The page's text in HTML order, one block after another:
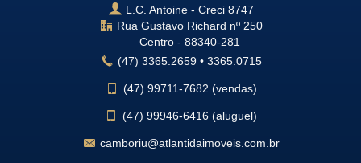
L.C. Antoine - Creci 8747
Rua Gustavo Richard nº 250
Centro - 88340-281
(47) 3365.2659 • 3365.0715
(47) 99711-7682 (vendas)
(47) 99946-6416 (aluguel)
camboriu@atlantidaimoveis.com.br